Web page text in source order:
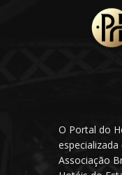
O Portal do
especializada
Associação